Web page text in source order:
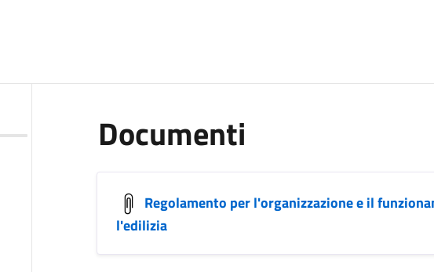
Documenti
Regolamento per l'organizzazione e il
l'edilizia